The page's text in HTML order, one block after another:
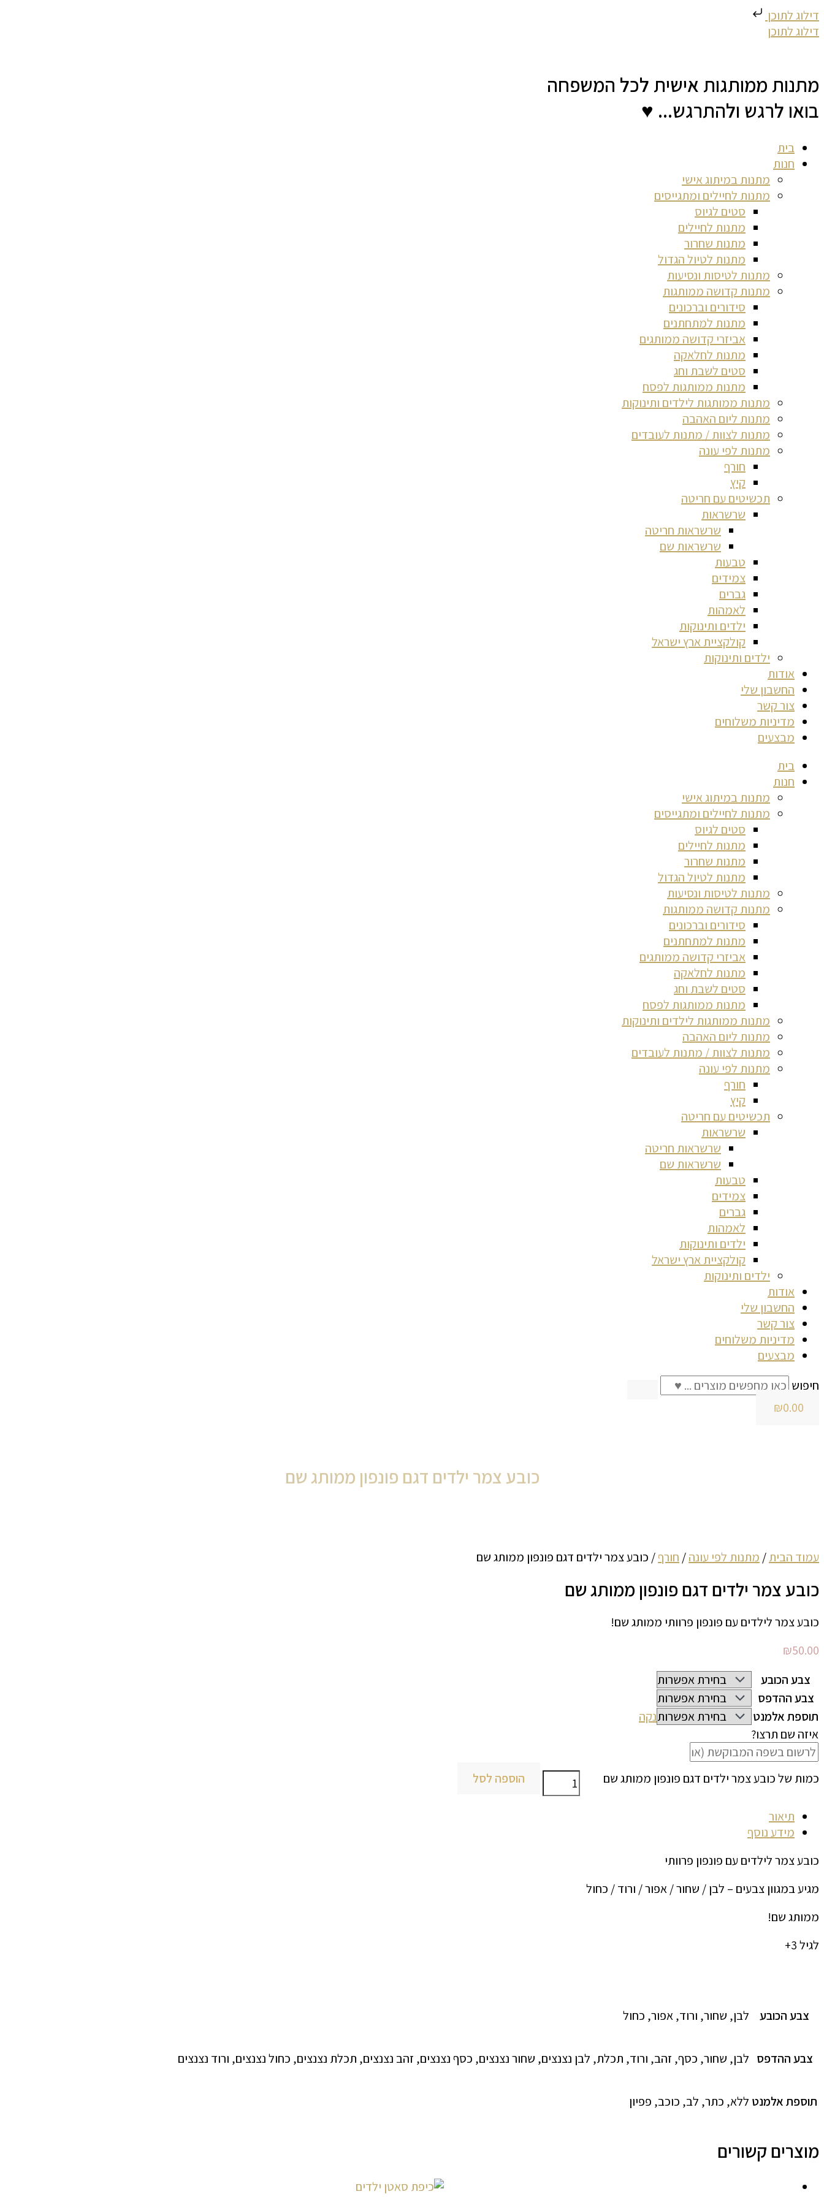
דילוג לתוכן
דילוג לתוכן
מתנות ממותגות אישית לכל המשפחה
בואו לרגש ולהתרגש... ♥
בית
חנות
מתנות במיתוג אישי
מתנות לחיילים ומתגייסים
סטים לגיוס
מתנות לחיילים
מתנות שחרור
מתנות לטיול הגדול
מתנות לטיסות ונסיעות
מתנות קדושה ממותגות
סידורים וברכונים
מתנות למתחתנים
אביזרי קדושה ממותגים
מתנות לחלאקה
סטים לשבת וחג
מתנות ממותגות לפסח
מתנות ממותגות לילדים ותינוקות
מתנות ליום האהבה
מתנות לצוות / מתנות לעובדים
מתנות לפי עונה
חורף
קיץ
תכשיטים עם חריטה
שרשראות
שרשראות חריטה
שרשראות שם
טבעות
צמידים
גברים
לאמהות
ילדים ותינוקות
קולקציית ארץ ישראל
ילדים ותינוקות
אודות
החשבון שלי
צור קשר
מדיניות משלוחים
מבצעים
בית
חנות
מתנות במיתוג אישי
מתנות לחיילים ומתגייסים
סטים לגיוס
מתנות לחיילים
מתנות שחרור
מתנות לטיול הגדול
מתנות לטיסות ונסיעות
מתנות קדושה ממותגות
סידורים וברכונים
מתנות למתחתנים
אביזרי קדושה ממותגים
מתנות לחלאקה
סטים לשבת וחג
מתנות ממותגות לפסח
מתנות ממותגות לילדים ותינוקות
מתנות ליום האהבה
מתנות לצוות / מתנות לעובדים
מתנות לפי עונה
חורף
קיץ
תכשיטים עם חריטה
שרשראות
שרשראות חריטה
שרשראות שם
טבעות
צמידים
גברים
לאמהות
ילדים ותינוקות
קולקציית ארץ ישראל
ילדים ותינוקות
אודות
החשבון שלי
צור קשר
מדיניות משלוחים
מבצעים
חיפוש
₪0.00
כובע צמר ילדים דגם פונפון ממותג שם
עמוד הבית/ מתנות לפי עונה/ חורף/ כובע צמר ילדים דגם פונפון ממותג שם
כובע צמר ילדים דגם פונפון ממותג שם
כובע צמר לילדים עם פונפון פרוותי ממותג שם!
₪50.00
צבע הכובע
צבע ההדפס
תוספת אלמנט
נקה
איזה שם תרצו?
כמות של כובע צמר ילדים דגם פונפון ממותג שם הוספה לסל
תיאור
מידע נוסף
כובע צמר לילדים עם פונפון פרוותי
מגיע במגוון צבעים – לבן / שחור / אפור / ורוד / כחול
ממותג שם!
לגיל 3+
צבע הכובע לבן, שחור, ורוד, אפור, כחול
צבע ההדפס לבן, שחור, כסף, זהב, ורוד, תכלת, לבן נצנצים, שחור נצנצים, כסף נצנצים, זהב נצנצים, תכלת נצנצים, כחול נצנצים, ורוד נצנצים
תוספת אלמנט ללא, כתר, לב, כוכב, פפיון
מוצרים קשורים